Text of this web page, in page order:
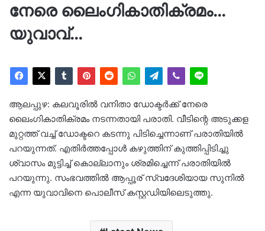
നേരെ ലൈംഗികാതിക്രമം…
യുവാവ്…
ആലപ്പുഴ: കലവൂരിൽ വനിതാ ഡോക്ടർക്ക് നേരെ
ലൈംഗികാതിക്രമം നടന്നതായി പരാതി. വീടിന്റെ അടുക്കള
മുറ്റത്ത് വച്ച് ഡോക്ടറെ കടന്നു പിടിച്ചെന്നാണ് പരാതിയിൽ
പറയുന്നത്. എതിർത്തപ്പോൾ കഴുത്തിന് കുത്തിപ്പിടിച്ചു
ശ്വാസം മുട്ടിച്ച് കൊല്ലാനും ശ്രമിച്ചെന്ന് പരാതിയിൽ
പറയുന്നു. സംഭവത്തിൽ ആപ്പൂര് സ്വദേശിയായ സുനിൽ
എന്ന യുവാവിനെ പൊലീസ് കസ്റ്റഡിയിലെടുത്തു.